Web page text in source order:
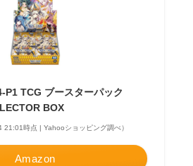
P1 TCG ブースターパック
BOX
21:01時点 | Yahooショッピング調べ）
Amazon